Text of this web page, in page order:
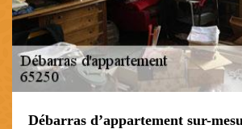
Débarras d’appartement sur-